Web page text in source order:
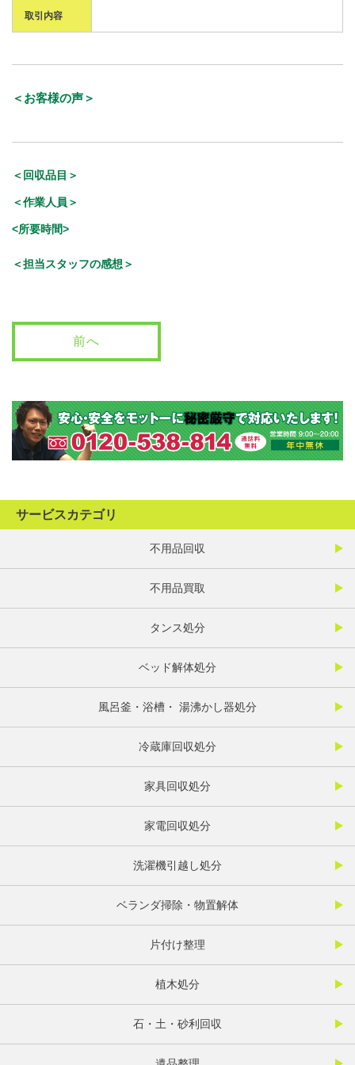
取引内容
＜お客様の声＞
＜回収品目＞
＜作業人員＞
<所要時間>
＜担当スタッフの感想＞
前へ
サービスカテゴリ
不用品回収
不用品買取
タンス処分
ベッド解体処分
風呂釜・浴槽・ 湯沸かし器処分
冷蔵庫回収処分
家具回収処分
家電回収処分
洗濯機引越し処分
ベランダ掃除・物置解体
片付け整理
植木処分
石・土・砂利回収